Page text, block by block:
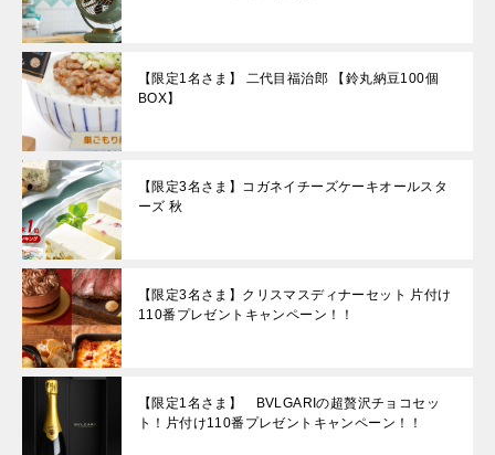
【限定1名さま】 二代目福治郎 【鈴丸納豆100個
BOX】
【限定3名さま】コガネイチーズケーキオールスタ
ーズ 秋
【限定3名さま】クリスマスディナーセット 片付け
110番プレゼントキャンペーン！！
【限定1名さま】 BVLGARIの超贅沢チョコセッ
ト！片付け110番プレゼントキャンペーン！！